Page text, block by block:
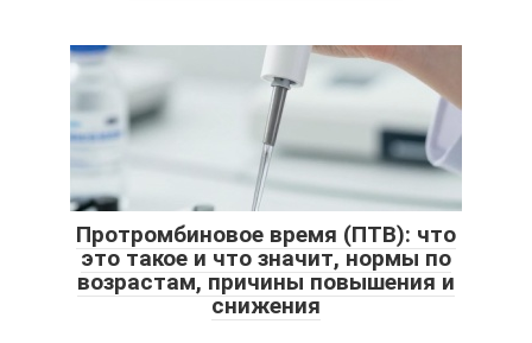
Протромбиновое время (ПТВ): что
это такое и что значит, нормы по
возрастам, причины повышения и
снижения